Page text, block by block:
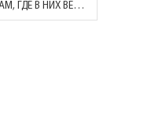
ЧУДЕСА ТАМ, ГДЕ В НИХ ВЕРЯТ!